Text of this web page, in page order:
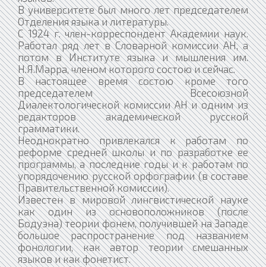
В университете был много лет председателем
Отделения языка и литературы.
С 1924 г. член-корреспондент Академии наук.
Работал ряд лет в Словарной комиссии АН, а
потом в Институте языка и мышления им.
Н.Я.Марра, членом которого состою и сейчас.
В настоящее время состою кроме того
председателем Всесоюзной
Диалектологической комиссии АН и одним из
редакторов академической русской
грамматики.
Неоднократно привлекался к работам по
реформе средней школы и по разработке ее
программы, а последние годы и к работам по
упорядочению русской орфографии (в составе
Правительственной комиссии).
Известен в мировой лингвистической науке
как один из основоположников (после
Бодуэна) теории фонем, получившей на Западе
большое распространение под названием
фонологии, как автор теории смешанных
языков и как фонетист.